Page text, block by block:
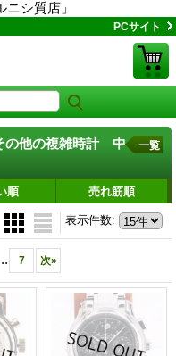
シ質店」
PCサイト
の他の複雑時計 中
一覧
順 売れ筋順
表示件数:
7 次»